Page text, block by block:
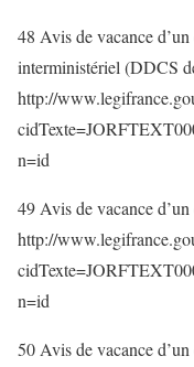
48 Avis de vacance
interministériel (DDCS
http://
n=id
49 Avis de vacance
http://
n=id
50 Avis de vacance